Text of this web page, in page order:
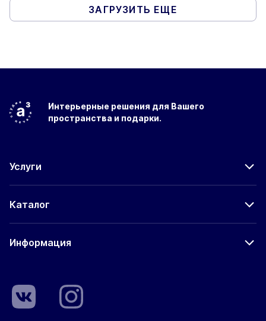
ЗАГРУЗИТЬ ЕЩЕ
Интерьерные решения для Вашего
пространства и подарки.
Услуги
Каталог
Информация